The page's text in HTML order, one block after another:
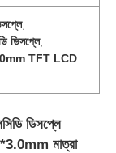
,
ডিসপ্লে,
TFT LCD
ডিসপ্লে
মাত্রা